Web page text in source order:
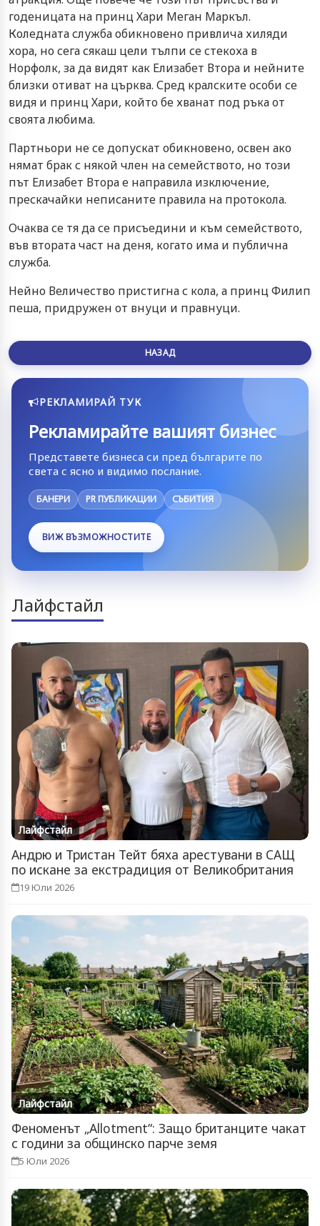
годеницата на принц Хари Меган Маркъл.
Коледната служба обикновено привлича хиляди
хора, но сега сякаш цели тълпи се стекоха в
Норфолк, за да видят как Елизабет Втора и нейните
близки отиват на църква. Сред кралските особи се
видя и принц Хари, който бе хванат под ръка от
своята любима.
Партньори не се допускат обикновено, освен ако
нямат брак с някой член на семейството, но този
път Елизабет Втора е направила изключение,
прескачайки неписаните правила на протокола.
Очаква се тя да се присъедини и към семейството,
във втората част на деня, когато има и публична
служба.
Нейно Величество пристигна с кола, а принц Филип
пеша, придружен от внуци и правнуци.
НАЗАД
РЕКЛАМИРАЙ ТУК
Рекламирайте вашият бизнес
Представете бизнеса си пред българите по
света с ясно и видимо послание.
БАНЕРИ PR ПУБЛИКАЦИИ СЪБИТИЯ
ВИЖ ВЪЗМОЖНОСТИТЕ
Лайфстайл
Лайфстайл
Андрю и Тристан Тейт бяха арестувани в САЩ
по искане за екстрадиция от Великобритания
19 Юли 2026
Лайфстайл
Феноменът „Allotment“: Защо британците чакат
с години за общинско парче земя
5 Юли 2026